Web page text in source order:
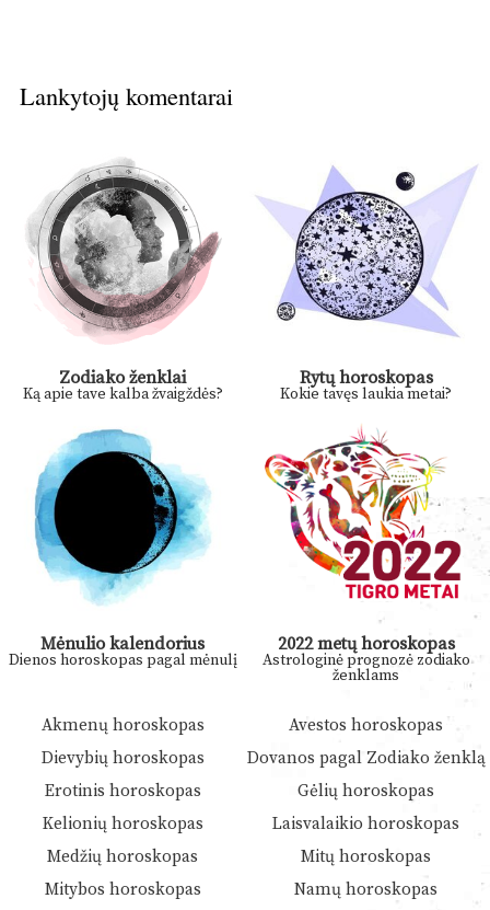
Lankytojų komentarai
Zodiako ženklai
Ką apie tave kalba žvaigždės?
Rytų horoskopas
Kokie tavęs laukia metai?
Mėnulio kalendorius
Dienos horoskopas pagal mėnulį
2022 metų horoskopas
Astrologinė prognozė zodiako
ženklams
Akmenų horoskopas
Avestos horoskopas
Dievybių horoskopas
Dovanos pagal Zodiako ženklą
Erotinis horoskopas
Gėlių horoskopas
Kelionių horoskopas
Laisvalaikio horoskopas
Medžių horoskopas
Mitų horoskopas
Mitybos horoskopas
Namų horoskopas